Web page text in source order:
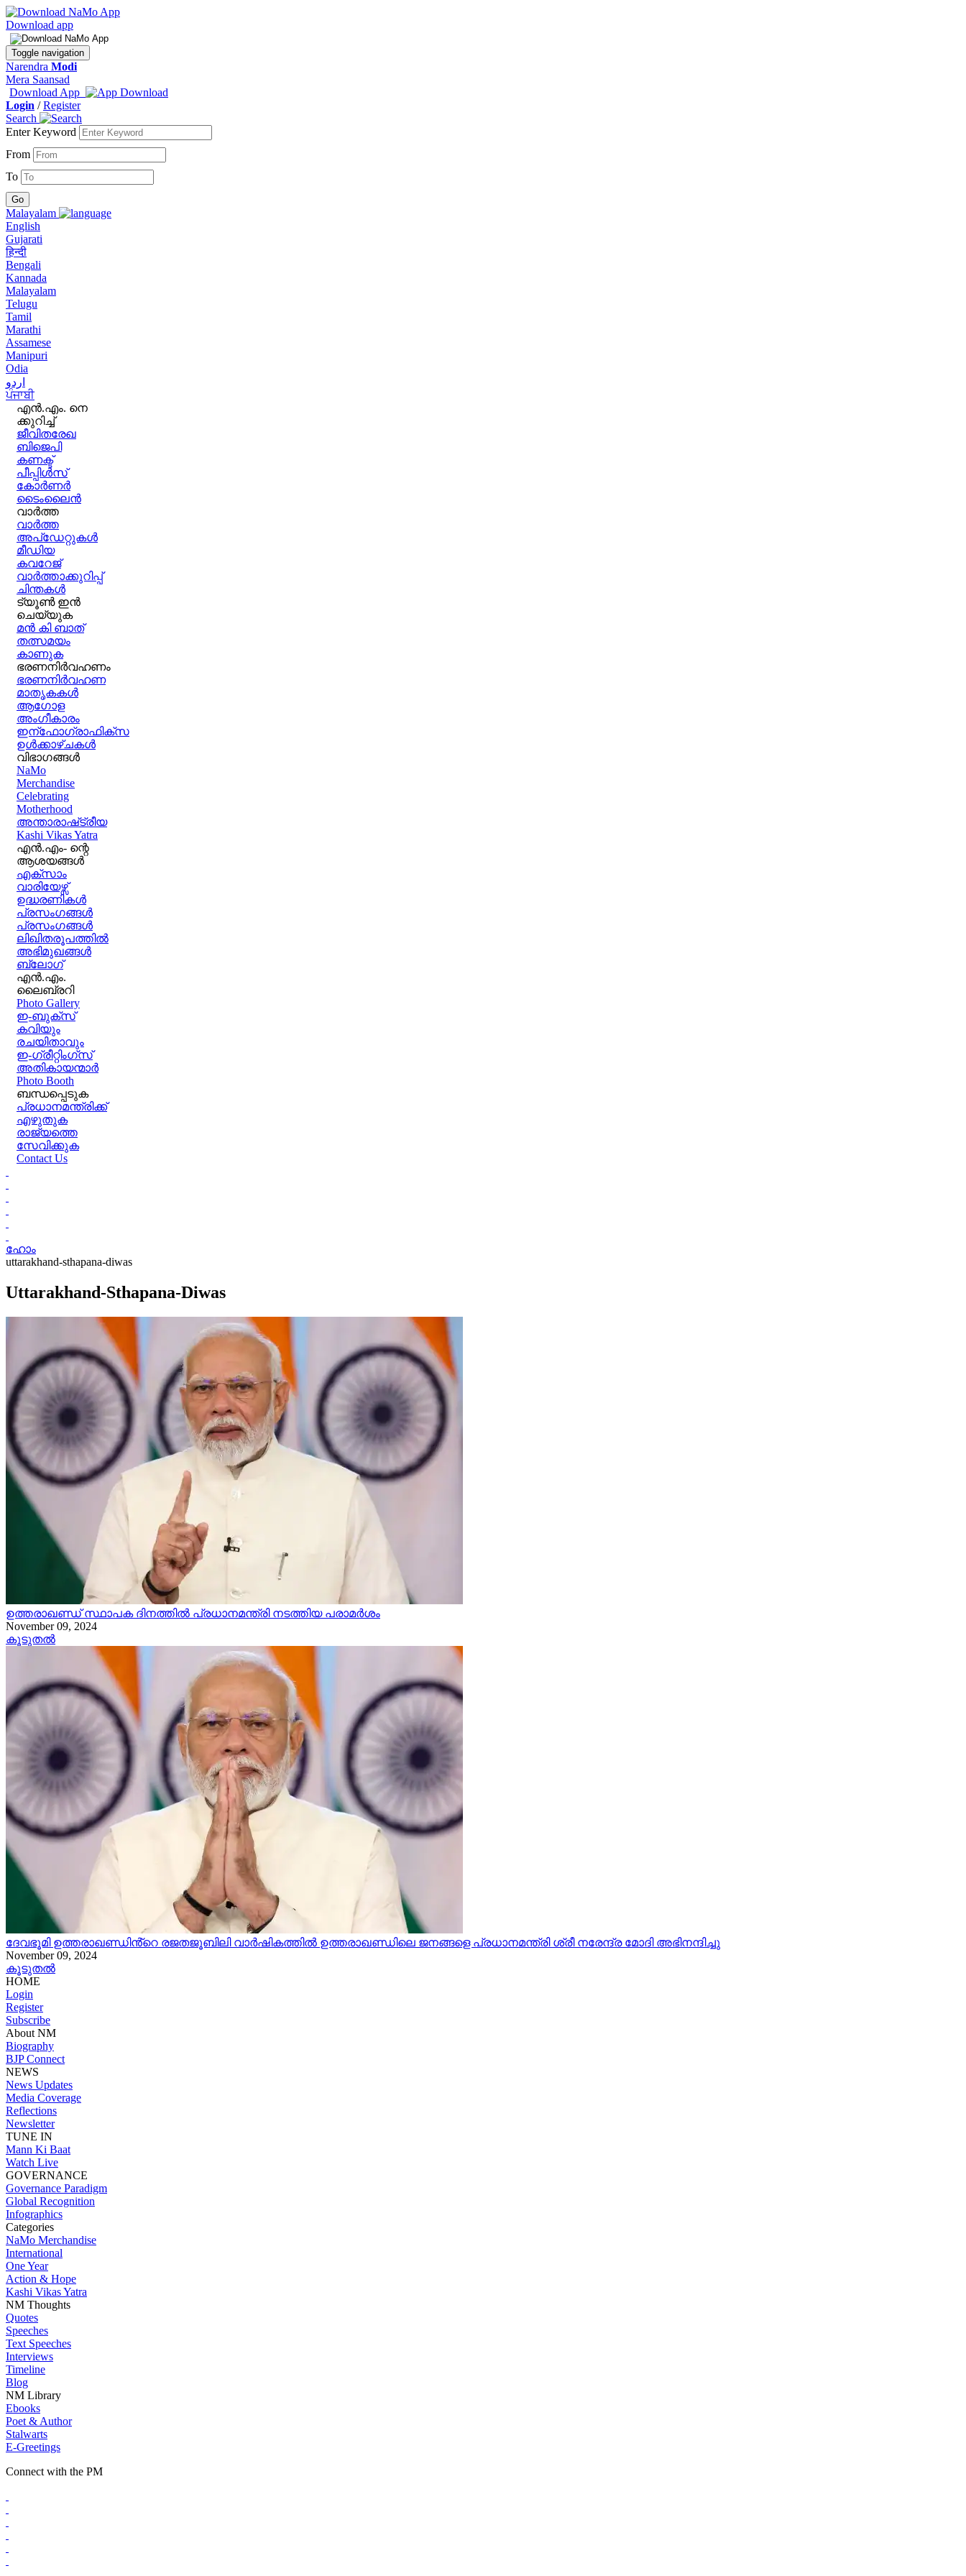
Download app
Toggle navigation
Narendra Modi
Mera Saansad
Download App
Login /Register
Search
Enter Keyword
From
To
Malayalam
English
Gujarati
हिन्दी
Bengali
Kannada
Malayalam
Telugu
Tamil
Marathi
Assamese
Manipuri
Odia
اردو
ਪੰਜਾਬੀ
എൻ.എം. നെ
ക്കുറിച്ച്
ജീവിതരേഖ
ബിജെപി
കണക്ട്
പീപ്പിൾസ്
കോർണർ
ടൈംലൈൻ
വാർത്ത
വാർത്ത
അപ്ഡേറ്റുകൾ
മീഡിയ
കവറേജ്
വാർത്താക്കുറിപ്പ്
ചിന്തകൾ
ട്യൂൺ ഇൻ
ചെയ്യുക
മൻ കി ബാത്
തത്സമയം
കാണുക
ഭരണനിര്‍വഹണം
ഭരണനിര്‍വഹണ
മാതൃകകൾ
ആഗോള
അംഗീകാരം
ഇന്ഫോഗ്രാഫിക്സ
ഉള്‍ക്കാഴ്‌ചകൾ
വിഭാഗങ്ങൾ
NaMo
Merchandise
Celebrating
Motherhood
അന്താരാഷ്‌ട്രീയ
Kashi Vikas Yatra
എൻ.എം- ന്റെ
ആശയങ്ങൾ
എക്സാം
വാരിയേഴ്സ്
ഉദ്ധരണികള്‍
പ്രസംഗങ്ങള്‍
പ്രസംഗങ്ങൾ
ലിഖിതരൂപത്തിൽ
അഭിമുഖങ്ങൾ
ബ്ലോഗ്
എൻ.എം.
ലൈബ്രറി
Photo Gallery
ഇ-ബുക്‌സ്
കവിയും
രചയിതാവും
ഇ-ഗ്രീറ്റിംഗ്‌സ്
അതികായന്മാർ
Photo Booth
ബന്ധപ്പെടുക
പ്രധാനമന്ത്രിക്ക്
എഴുതുക
രാജ്യത്തെ
സേവിക്കുക
Contact Us
ഹോം
uttarakhand-sthapana-diwas
Uttarakhand-Sthapana-Diwas
ഉത്തരാഖണ്ഡ് സ്ഥാപക ദിനത്തിൽ പ്രധാനമന്ത്രി നടത്തിയ പരാമർശം
November 09, 2024
കൂടുതൽ
ദേവഭൂമി ഉത്തരാഖണ്ഡിൻ്റെ രജതജൂബിലി വാർഷികത്തിൽ ഉത്തരാഖണ്ഡിലെ ജനങ്ങളെ പ്രധാനമന്ത്രി ശ്രീ നരേന്ദ്ര മോദി അഭിനന്ദിച്ചു
November 09, 2024
കൂടുതൽ
HOME
Login
Register
Subscribe
About NM
Biography
BJP Connect
NEWS
News Updates
Media Coverage
Reflections
Newsletter
TUNE IN
Mann Ki Baat
Watch Live
GOVERNANCE
Governance Paradigm
Global Recognition
Infographics
Categories
NaMo Merchandise
International
One Year
Action & Hope
Kashi Vikas Yatra
NM Thoughts
Quotes
Speeches
Text Speeches
Interviews
Timeline
Blog
NM Library
Ebooks
Poet & Author
Stalwarts
E-Greetings
Connect with the PM